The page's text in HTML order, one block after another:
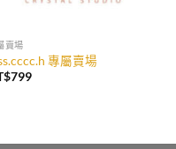
賣場
專屬賣場
799